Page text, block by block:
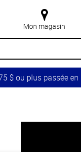
Mon magasin
$ ou plus passée en